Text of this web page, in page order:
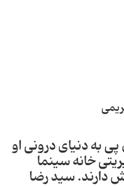
به دنیای درونی او
خانه سینما
دارند. سید رضا